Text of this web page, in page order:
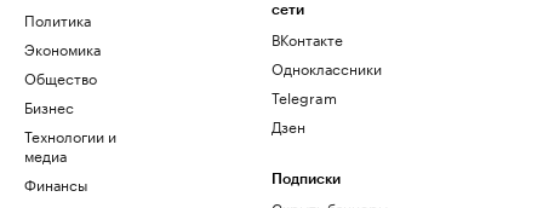
Политика
Экономика
Общество
Бизнес
Технологии и
медиа
Финансы
сети
ВКонтакте
Одноклассники
Telegram
Дзен
Подписки